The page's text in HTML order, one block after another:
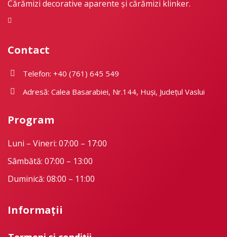
Cărămizi decorative aparente și cărămizi klinker.
Contact
Telefon: +40 (761) 645 549
Adresă: Calea Basarabiei, Nr.144, Huși, Județul Vaslui
Program
Luni – Vineri: 07:00 – 17:00
Sâmbătă: 07:00 – 13:00
Duminică: 08:00 – 11:00
Informații